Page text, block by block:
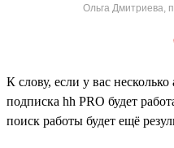
Ольга Дмитриева,
К слову, если у вас
подписка hh PRO будет
поиск работы будет ещё